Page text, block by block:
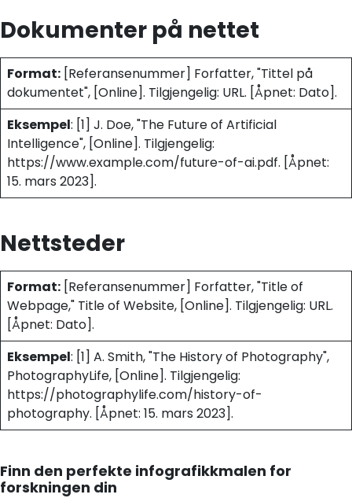
Dokumenter på nettet
Format: [Referansenummer] Forfatter, "Tittel på
dokumentet", [Online]. Tilgjengelig: URL. [Åpnet: Dato].
Eksempel: [1] J. Doe, "The Future of Artificial
Intelligence", [Online]. Tilgjengelig:
https://www.example.com/future-of-ai.pdf. [Åpnet:
15. mars 2023].
Nettsteder
Format: [Referansenummer] Forfatter, "Title of
Webpage," Title of Website, [Online]. Tilgjengelig: URL.
[Åpnet: Dato].
Eksempel: [1] A. Smith, "The History of Photography",
PhotographyLife, [Online]. Tilgjengelig:
https://photographylife.com/history-of-
photography. [Åpnet: 15. mars 2023].
Finn den perfekte infografikkmalen for
forskningen din